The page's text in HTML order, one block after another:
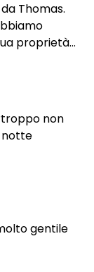
Thomas.
proprietà.
non
notte
gentile